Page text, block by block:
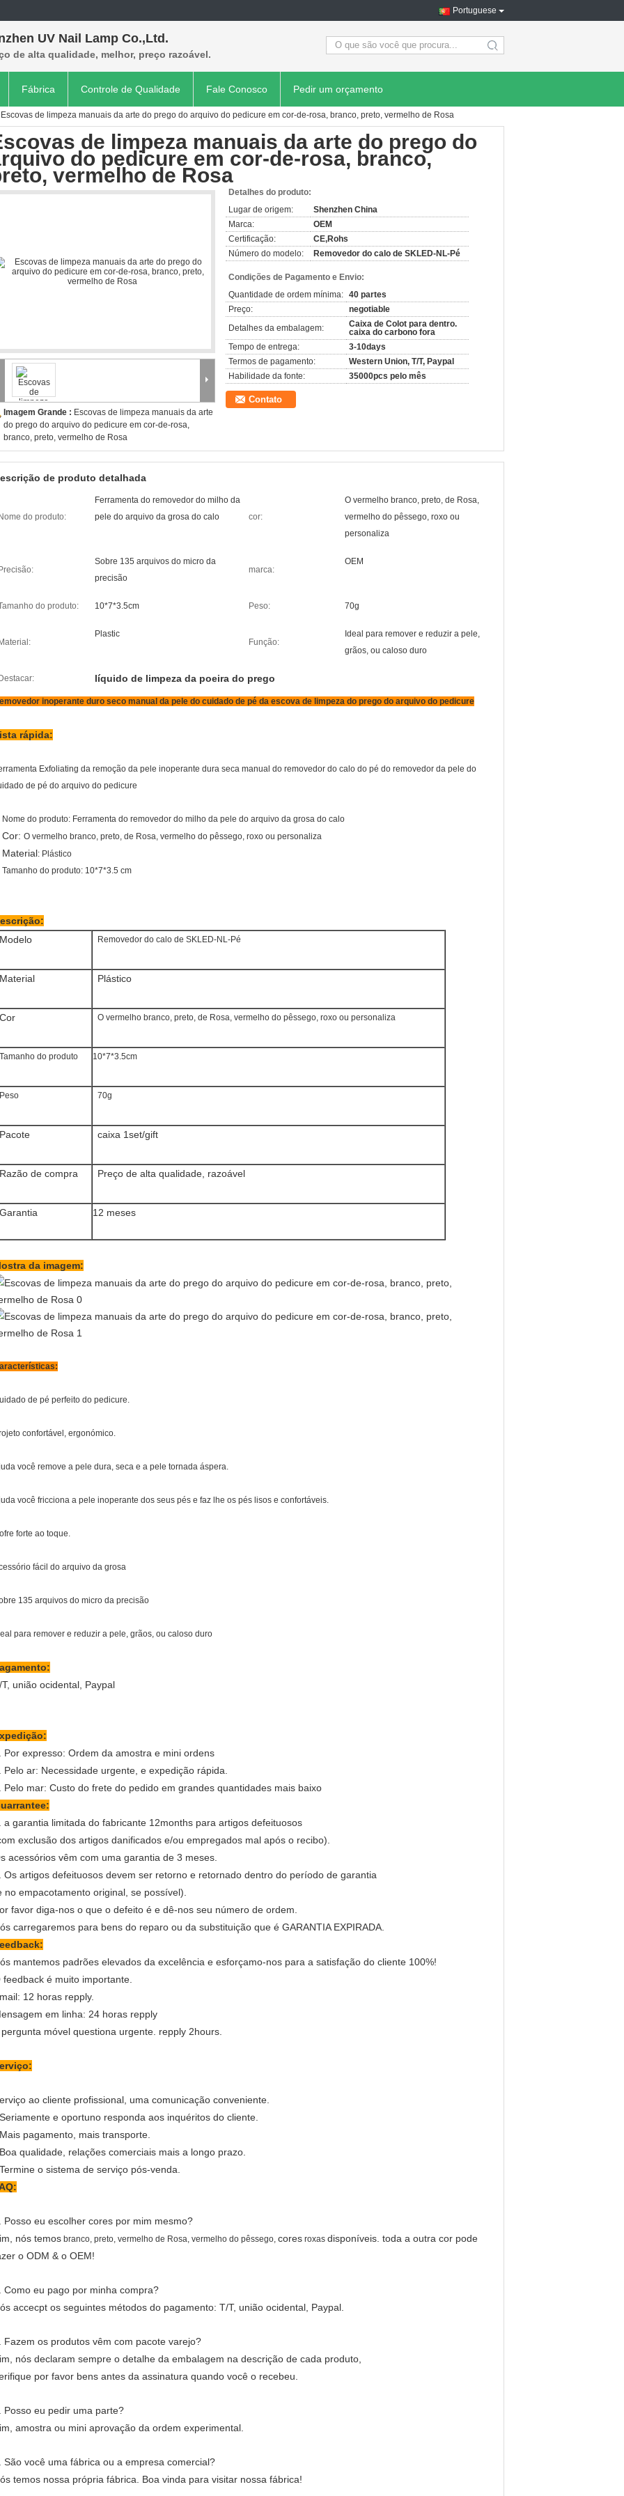
Portuguese
UV Nail Lamp Co.,Ltd.
de alta qualidade, melhor, preço razoável. search
Fábrica Controle de Qualidade Fale Conosco Pedir um orçamento
Escovas de limpeza manuais da arte do prego do arquivo do pedicure em cor-de-rosa, branco, preto, vermelho de Rosa
de limpeza manuais da arte do prego do
do pedicure em cor-de-rosa, branco,
vermelho de Rosa
Imagem Grande : Escovas de limpeza manuais da arte
do prego do arquivo do pedicure em cor-de-rosa,
branco, preto, vermelho de Rosa
Detalhes do produto:
Lugar de origem:
Shenzhen China
Marca:
OEM
Certificação:
CE,Rohs
Número do modelo:
Removedor do calo de SKLED-NL-Pé
Condições de Pagamento e Envio:
Quantidade de ordem mínima: 40 partes
Preço:
negotiable
Detalhes da embalagem:
Caixa de Colot para dentro.
caixa do carbono fora
Tempo de entrega:
3-10days
Termos de pagamento:
Western Union, T/T, Paypal
Habilidade da fonte:
35000pcs pelo mês
Contato
de produto detalhada
Nome do produto:
Ferramenta do removedor do milho da
pele do arquivo da grosa do calo
cor:
O vermelho branco, preto, de Rosa,
vermelho do pêssego, roxo ou
personaliza
Precisão:
Sobre 135 arquivos do micro da
precisão
marca:
OEM
do produto: 10*7*3.5cm Peso: 70g
Material:
Plastic
Função:
Ideal para remover e reduzir a pele,
grãos, ou caloso duro
Destacar: líquido de limpeza da poeira do prego
inoperante duro seco manual da pele do cuidado de pé da escova de limpeza do prego do arquivo do pedicure
rápida:
Exfoliating da remoção da pele inoperante dura seca manual do removedor do calo do pé do removedor da pele do
de pé do arquivo do pedicure
Nome do produto: Ferramenta do removedor do milho da pele do arquivo da grosa do calo
Cor: O vermelho branco, preto, de Rosa, vermelho do pêssego, roxo ou personaliza
Material: Plástico
Tamanho do produto: 10*7*3.5 cm
Modelo
Removedor do calo de SKLED-NL-Pé
Material Plástico
Cor O vermelho branco, preto, de Rosa, vermelho do pêssego, roxo ou personaliza
Tamanho do produto 10*7*3.5cm
Peso 70g
Pacote caixa 1set/gift
Razão de compra Preço de alta qualidade, razoável
Garantia 12 meses
da imagem:
de pé perfeito do pedicure.
confortável, ergonómico.
você remove a pele dura, seca e a pele tornada áspera.
você fricciona a pele inoperante dos seus pés e faz lhe os pés lisos e confortáveis.
forte ao toque.
fácil do arquivo da grosa
135 arquivos do micro da precisão
para remover e reduzir a pele, grãos, ou caloso duro
T, união ocidental, Paypal
Por expresso: Ordem da amostra e mini ordens
Pelo ar: Necessidade urgente, e expedição rápida.
Pelo mar: Custo do frete do pedido em grandes quantidades mais baixo
a garantia limitada do fabricante 12months para artigos defeituosos
exclusão dos artigos danificados e/ou empregados mal após o recibo).
acessórios vêm com uma garantia de 3 meses.
Os artigos defeituosos devem ser retorno e retornado dentro do período de garantia
no empacotamento original, se possível).
favor diga-nos o que o defeito é e dê-nos seu número de ordem.
carregaremos para bens do reparo ou da substituição que é GARANTIA EXPIRADA.
mantemos padrões elevados da excelência e esforçamo-nos para a satisfação do cliente 100%!
feedback é muito importante.
12 horas repply.
em linha: 24 horas repply
pergunta móvel questiona urgente. repply 2hours.
ao cliente profissional, uma comunicação conveniente.
e oportuno responda aos inquéritos do cliente.
pagamento, mais transporte.
qualidade, relações comerciais mais a longo prazo.
o sistema de serviço pós-venda.
Posso eu escolher cores por mim mesmo?
nós temos branco, preto, vermelho de Rosa, vermelho do pêssego, cores roxas disponíveis. toda a outra cor pode
o ODM & o OEM!
Como eu pago por minha compra?
accecpt os seguintes métodos do pagamento: T/T, união ocidental, Paypal.
Fazem os produtos vêm com pacote varejo?
nós declaram sempre o detalhe da embalagem na descrição de cada produto,
por favor bens antes da assinatura quando você o recebeu.
Posso eu pedir uma parte?
amostra ou mini aprovação da ordem experimental.
São você uma fábrica ou a empresa comercial?
temos nossa própria fábrica. Boa vinda para visitar nossa fábrica!